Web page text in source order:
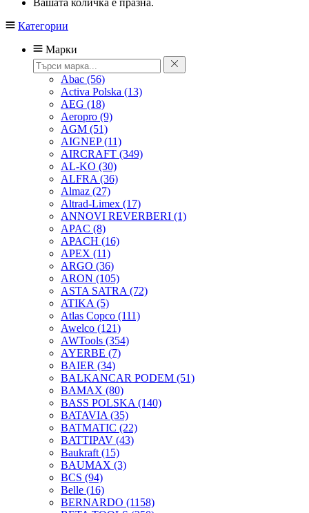
Вашата количка е празна.
Категории
Марки
Abac (56)
Activa Polska (13)
AEG (18)
Aeropro (9)
AGM (51)
AIGNEP(11)
AIRCRAFT (349)
AL-KO (30)
ALFRA (36)
Almaz (27)
Altrad-Limex (17)
ANNOVI REVERBERI (1)
APAC (8)
APACH (16)
APEX (11)
ARGO (36)
ARON (105)
ASTA SATRA (72)
ATIKA (5)
Atlas Copco (111)
Awelco (121)
AWTools (354)
AYERBE (7)
BAIER (34)
BALKANCAR PODEM (51)
BAMAX (80)
BASS POLSKA (140)
BATAVIA (35)
BATMATIC (22)
BATTIPAV (43)
Baukraft (15)
BAUMAX (3)
BCS (94)
Belle (16)
BERNARDO (1158)